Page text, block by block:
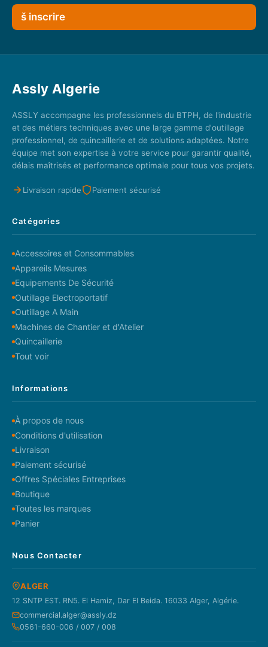
š inscrire
Assly Algerie
ASSLY accompagne les professionnels du BTPH, de l'industrie
et des métiers techniques avec une large gamme d'outillage
professionnel, de quincaillerie et de solutions adaptées. Notre
équipe met son expertise à votre service pour garantir qualité,
délais maîtrisés et performance optimale pour tous vos projets.
Livraison rapide Paiement sécurisé
Catégories
Accessoires et Consommables
Appareils Mesures
Equipements De Sécurité
Outillage Electroportatif
Outillage A Main
Machines de Chantier et d'Atelier
Quincaillerie
Tout voir
Informations
À propos de nous
Conditions d'utilisation
Livraison
Paiement sécurisé
Offres Spéciales Entreprises
Boutique
Toutes les marques
Panier
Nous Contacter
ALGER
12 SNTP EST. RN5. El Hamiz, Dar El Beida. 16033 Alger, Algérie.
commercial.alger@assly.dz
0561-660-006 / 007 / 008